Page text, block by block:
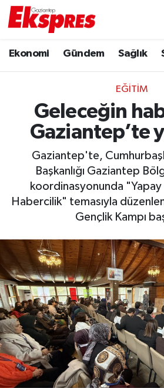
Ekonomi Gündem Sağlık
EĞITIM
Geleceğin
Gaziantep’te
Gaziantep'te,
Başkanlığı Gaziantep
koordinasyonunda "Yapay
Habercilik" temasıyla
Gençlik Kampı
Ekonomi
Gaziantep son dakika
Genel
Gündem
Haberler
Magazin
Müzik
Piyasa
Resmi İlanlar
Sağlık
Trafik Durumu
Puan Durumu ve Fikstür
Tüm Manşetler
Son Dakika Haberleri
Haber Arşivi